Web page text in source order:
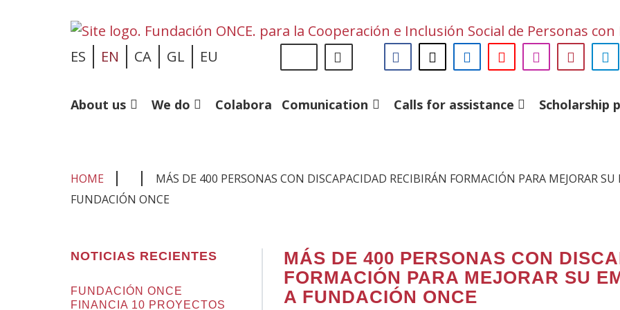
to
ES EN CA GL EU
Siguenos
en:
Facebook
(Open
in
new
Twitter
(Open
in
new
LinkedIn
(Open
in
new
YouTube
(Open
in
new
Instagram
(Open
in
new
Blog
(Open
in
new
in
About us We do Colabora Comunication Calls for assistance Scholarship
HOME
MÁS DE 400 PERSONAS CON DISCAPACIDAD RECIBIRÁN FORMACIÓN PARA MEJORAR
FUNDACIÓN ONCE
MÁS DE 400 PERSONAS CON
FORMACIÓN PARA MEJORAR SU
A FUNDACIÓN ONCE
NOTICIAS RECIENTES
FUNDACIÓN ONCE
FINANCIA 10 PROYECTOS